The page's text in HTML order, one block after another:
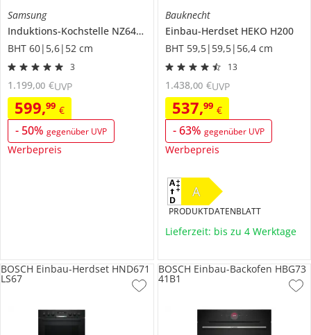
Samsung
Induktions-Kochstelle NZ64N7757GK/E1
BHT 60|5,6|52 cm
3
599,99 €
- 50% gegenüber UVP
Werbepreis
1.199,00 €UVP
Bauknecht
Einbau-Herdset HEKO H200
BHT 59,5|59,5|56,4 cm
13
537,99 €
-63% gegenüber UVP
Werbepreis
1.438,00 €UVP
A
PRODUKTDATENBLATT
Lieferzeit: bis zu 4 Werktage
BOSCH Einbau-Herdset HND671
LS67
BOSCH Einbau-Backofen HBG73
41B1